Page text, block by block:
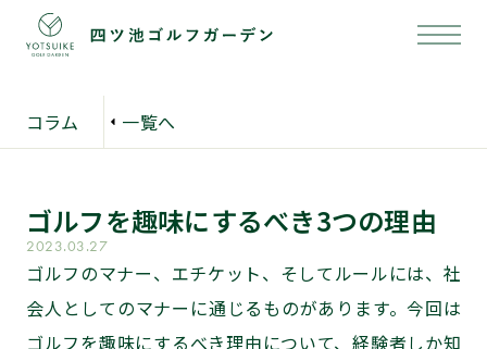
コラム 一覧へ
ゴルフを趣味にするべき3つの理由
2023.03.27
ゴルフのマナー、エチケット、そしてルールには、社
会人としてのマナーに通じるものがあります。今回は
ゴルフを趣味にするべき理由について、経験者しか知